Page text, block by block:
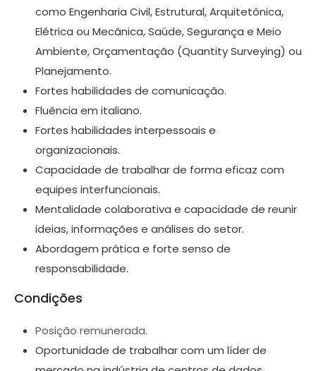
como Engenharia Civil, Estrutural, Arquitetônica,
Elétrica ou Mecânica, Saúde, Segurança e Meio
Ambiente, Orçamentação (Quantity Surveying) ou
Planejamento.
Fortes habilidades de comunicação.
Fluência em italiano.
Fortes habilidades interpessoais e
organizacionais.
Capacidade de trabalhar de forma eficaz com
equipes interfuncionais.
Mentalidade colaborativa e capacidade de reunir
ideias, informações e análises do setor.
Abordagem prática e forte senso de
responsabilidade.
Condições
Posição remunerada.
Oportunidade de trabalhar com um líder de